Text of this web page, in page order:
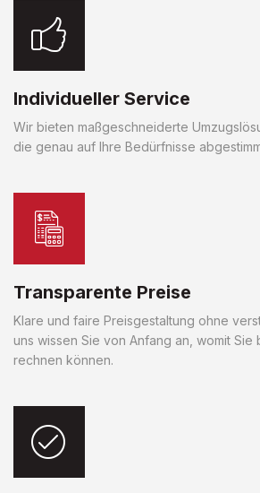
Individueller Service
Wir bieten maßgeschneiderte
die genau auf Ihre Bedürfnisse
Transparente Preise
Klare und faire Preisgestaltung ohne
uns wissen Sie von Anfang an, womit Sie
rechnen können.